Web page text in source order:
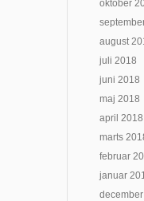
oktober
august
juli 2018
juni 2018
maj 2018
april 2018
marts
februar
januar